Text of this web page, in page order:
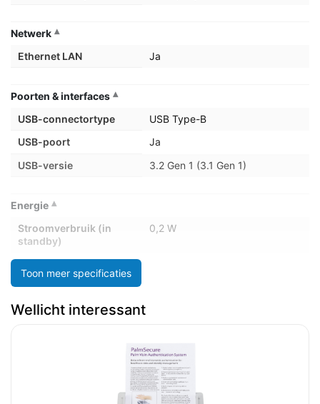
Netwerk
Ethernet LAN
Ja
Poorten & interfaces
USB-connectortype
USB Type-B
USB-poort
Ja
USB-versie
3.2 Gen 1 (3.1 Gen 1)
Energie
Stroomverbruik (in
standby)
0,2 W
(typisch)
Software
JPEG, PDF, PNG, TIFF
Toon meer specificaties
Wellicht interessant